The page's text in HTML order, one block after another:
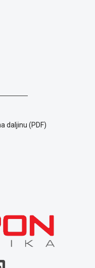
daljinu (PDF)